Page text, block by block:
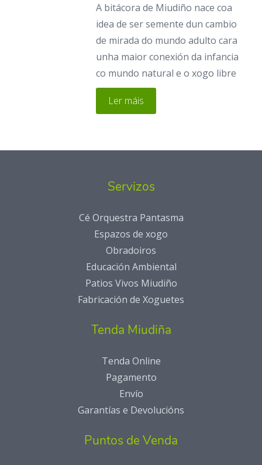
A bitácora de Miudiño nace coa
idea de ser semente dun cambio
de mirada do mundo adulto cara
unha maior conexión da infancia
co mundo natural e o xogo libre
Ler máis
Servizos
Cé Orquestra Pantasma
Espazos de xogo
Obradoiros
Educación Ambiental
Patios Vivos Miudiño
Fabricación de Xoguetes
Tenda Miudiña
Tenda Online
Pagamento
Envío
Garantías e Devolucións
Puntos de Venda